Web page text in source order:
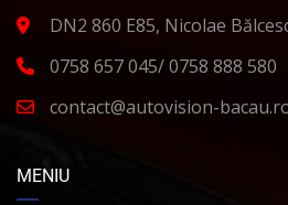
DN2 860 E85, Nicolae
0758 657 045/ 0758 888 580
contact@autovision-
MENIU